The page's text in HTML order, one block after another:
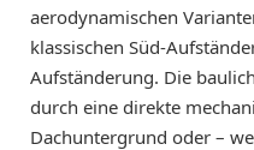
aerodynamischen
klassischen Süd-
Aufständerung. Die
durch eine direkte
Dachuntergrund oder –